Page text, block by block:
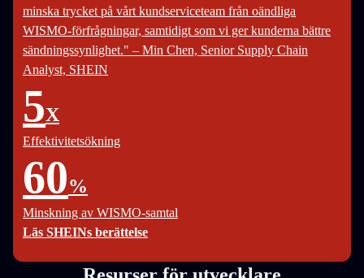
minska trycket på vårt kundserviceteam från oändliga
WISMO-förfrågningar, samtidigt som vi ger kunderna bättre
sändningssynlighet." – Min Chen, Senior Supply Chain
Analyst, SHEIN
5X
Effektivitetsökning
60%
Minskning av WISMO-samtal
Läs SHEINs berättelse